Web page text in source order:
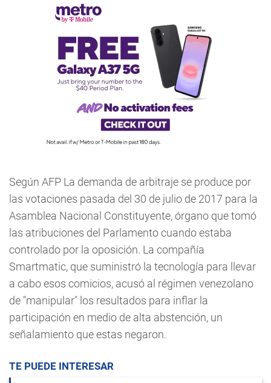
Según AFP La demanda de arbitraje se produce por
las votaciones pasada del 30 de julio de 2017 para la
Asamblea Nacional Constituyente, órgano que tomó
las atribuciones del Parlamento cuando estaba
controlado por la oposición. La compañía
Smartmatic, que suministró la tecnología para llevar
a cabo esos comicios, acusó al régimen venezolano
de "manipular" los resultados para inflar la
participación en medio de alta abstención, un
señalamiento que estas negaron.
TE PUEDE INTERESAR